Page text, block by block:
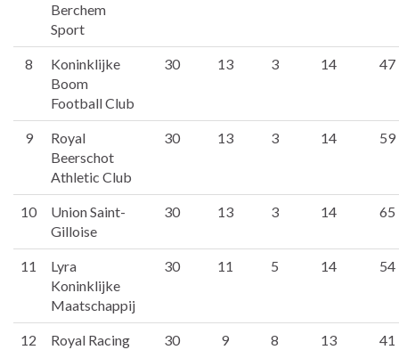
Berchem
Sport
8
Koninklijke
Boom
Football Club
30 13 3 14 47
9
Royal
Beerschot
Athletic Club
30 13 3 14 59
10
Union Saint-
Gilloise
30 13 3 14 65
11
Lyra
Koninklijke
Maatschappij
30 11 5 14 54
12
Royal Racing
30 9 8 13 41